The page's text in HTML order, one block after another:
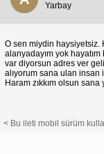
Yarbay
O sen miydin haysiyetsiz.
alanyadayım yok
var diyorsun adres ver
alıyorum sana ulan insan
Haram zıkkım olsun sana
< Bu ileti mobil sürüm